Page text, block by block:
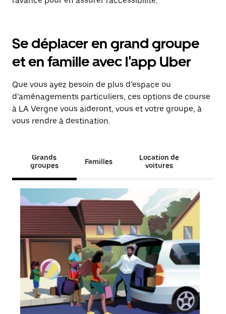
Se déplacer en grand groupe
et en famille avec l'app Uber
Que vous ayez besoin de plus d’espace ou
d’aménagements particuliers, ces options de course
à LA Vergne vous aideront, vous et votre groupe, à
vous rendre à destination.
Grands
groupes
Familles
Location de
voitures